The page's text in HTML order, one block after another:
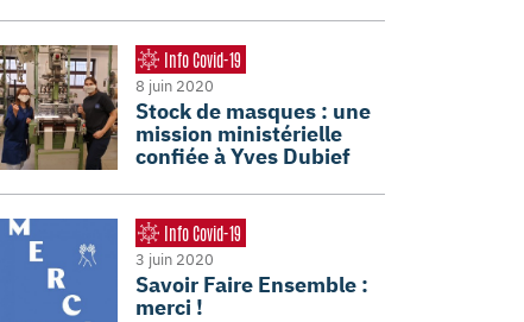
Info Covid-19
8 juin 2020
Stock de masques : une
mission ministérielle
confiée à Yves Dubief
Info Covid-19
3 juin 2020
Savoir Faire Ensemble :
merci !